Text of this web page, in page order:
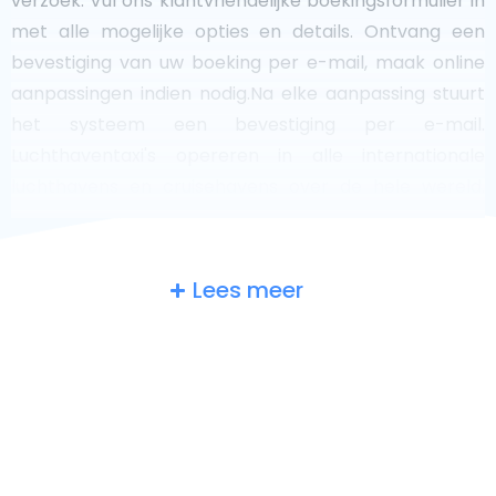
met alle mogelijke opties en details. Ontvang een
bevestiging van uw boeking per e-mail, maak online
aanpassingen indien nodig.Na elke aanpassing stuurt
land is, maakt het aantal taxi's dat klaar staat voor
Lees meer